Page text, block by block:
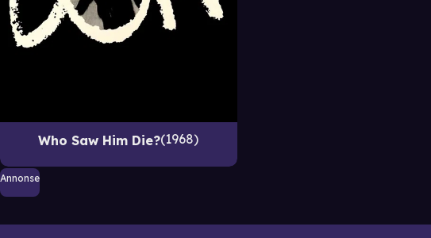
Who Saw Him Die? 1968
Annonse